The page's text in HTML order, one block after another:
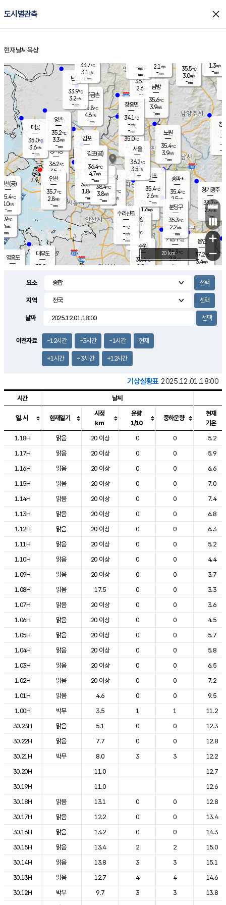
도시별관측 close
홈
현재날씨 육상
의도
℃
m/s
mm
영흥도
양주
36.0℃
2.6
-mm
과천
36.0℃
1.6m/s
- mm
용인
37.2℃
3.4m/s
경기광주
33.7℃
2.4m/s
-mm
2.8m/s
대부도
35.9
경서동
36.2℃
3.5 m/s
-mm
파주금촌
35.8℃
4.6m/s
-mm
35.5℃
3.0m/s
-mm
대곶
35.0℃
3.6m/s
-mm
창
-
-m/
-
탄현
33.9℃
3.2m/s
-mm
1.3m/s
-mm
의왕
- ℃
m/s
mm
김포
- ℃
-m/s
mm
광명
36.3 ℃
1.4 m/s
-mm
부천
35.7℃
1.8m/s
-mm
양촌
35.2℃
3.3m/s
-mm
구로
38.4℃
3.8m/s
-mm
은평
35.0℃
2.7 m/s
- mm
노원
35.4℃
3.9m/s
-mm
송파*
35.4℃
2.5m/s
-mm
서초
35.4℃
2.6m/s
-mm
남방
35.6℃
3.9m/s
-mm
기흥구갈
36.3℃
2.8m/s
-
수리산길
-℃
-m/s
-mm
분당구
35.3℃
2.2m/s
-mm
장흥면
34.1℃
-m/s
-mm
-m/s
-mm
인천(공)
35.4℃
3.0m/s
-mm
김포(공)
36.4℃
4.7m/s
-mm
수원
35.4℃
2.9m/s
인천
35.7℃
2.8m/s
-mm
서울
36.2℃
3.5m/s
-mm
33.7℃
3.1 m/s
-mm
2.1 m/s
-mm
+
−
20 km
요소
지역
날짜
이전자료 -12시간 -3시간 -1시간 현재
+1시간 +3시간 +12시간
기상실황표 2025.12.01.18:00
도시별 기상실황표로 지점, 날씨, 기온, 강수, 바람, 기압등을 안내한 표입
시간 날씨
일.시 현재일기
시정
km
운량
1/10
중하운량
현재
기온
1.18H
맑음 20 이상 0 0
5.2
1.17H
맑음 20 이상 0 0
5.9
1.16H
맑음 20 이상 0 0
6.6
1.15H
맑음 20 이상 0 0
7.0
1.14H
맑음 20 이상 0 0
7.4
1.13H
맑음 20 이상 0 0
6.8
1.12H
맑음 20 이상 0 0
6.3
1.11H
맑음 20 이상 0 0
5.2
1.10H
맑음 20 이상 0 0
4.4
1.09H
맑음 20 이상 0 0
3.7
1.08H
맑음 17.5 0 0
3.3
1.07H
맑음 20 이상 0 0
3.6
1.06H
맑음 20 이상 0 0
4.5
1.05H
맑음 20 이상 0 0
5.7
1.04H
맑음 20 이상 0 0
5.8
1.03H
맑음 20 이상 0 0
6.5
1.02H
맑음 20 이상 0 0
7.2
1.01H
맑음 4.6 0 0
9.5
1.00H
박무 3.5 1 1
11.2
30.23H
맑음 5.1 0 0
12.3
30.22H
맑음 7.7 0 0
12.8
30.21H
박무 8.0 3 3
12.2
30.20H
11.0
12.7
30.19H
11.0
12.6
30.18H
맑음 13.1 0 0
12.8
30.17H
맑음 12.2 0 0
13.4
30.16H
맑음 13.2 0 0
14.3
30.15H
맑음 13.4 2 2
15.0
30.14H
맑음 13.8 3 3
15.1
30.13H
맑음 12.7 4 4
14.6
30.12H
박무 9.7 3 3
13.8